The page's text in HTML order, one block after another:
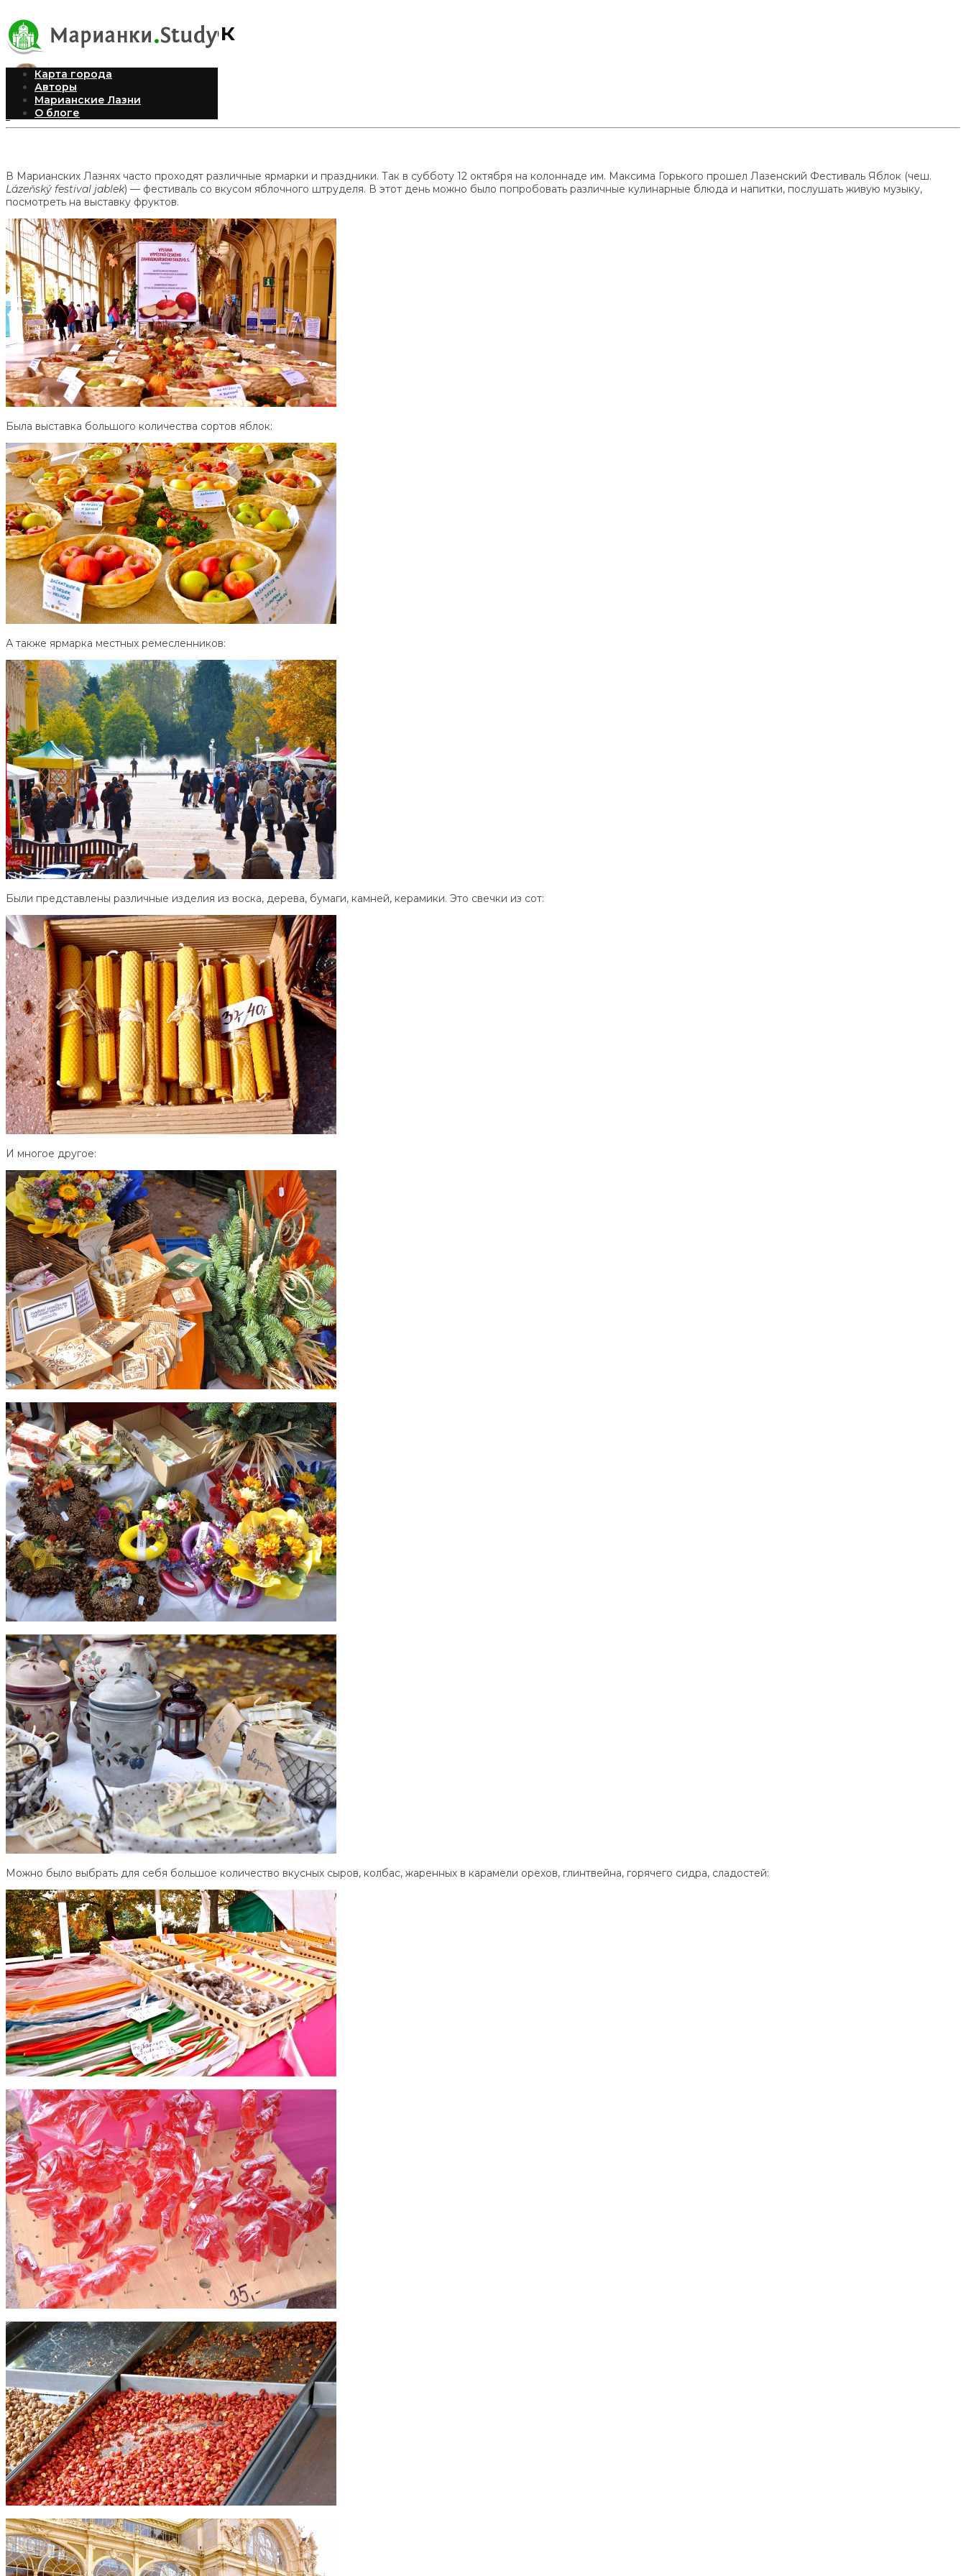
Карта города
Авторы
Марианские Лазни
О блоге
Фестиваль яблок
Елена Опубликовано 28.10.2013
В Марианских Лазнях часто проходят различные ярмарки и праздники. Так в субботу 12 октября на колоннаде им. Максима Горького прошел Лазенский Фестиваль Яблок (чеш.
Lázeňský festival jablek) — фестиваль со вкусом яблочного штруделя. В этот день можно было попробовать различные кулинарные блюда и напитки, послушать живую музыку,
посмотреть на выставку фруктов.
Была выставка большого количества сортов яблок:
А также ярмарка местных ремесленников:
Были представлены различные изделия из воска, дерева, бумаги, камней, керамики. Это свечки из сот:
И многое другое:
Можно было выбрать для себя большое количество вкусных сыров, колбас, жаренных в карамели орехов, глинтвейна, горячего сидра, сладостей: